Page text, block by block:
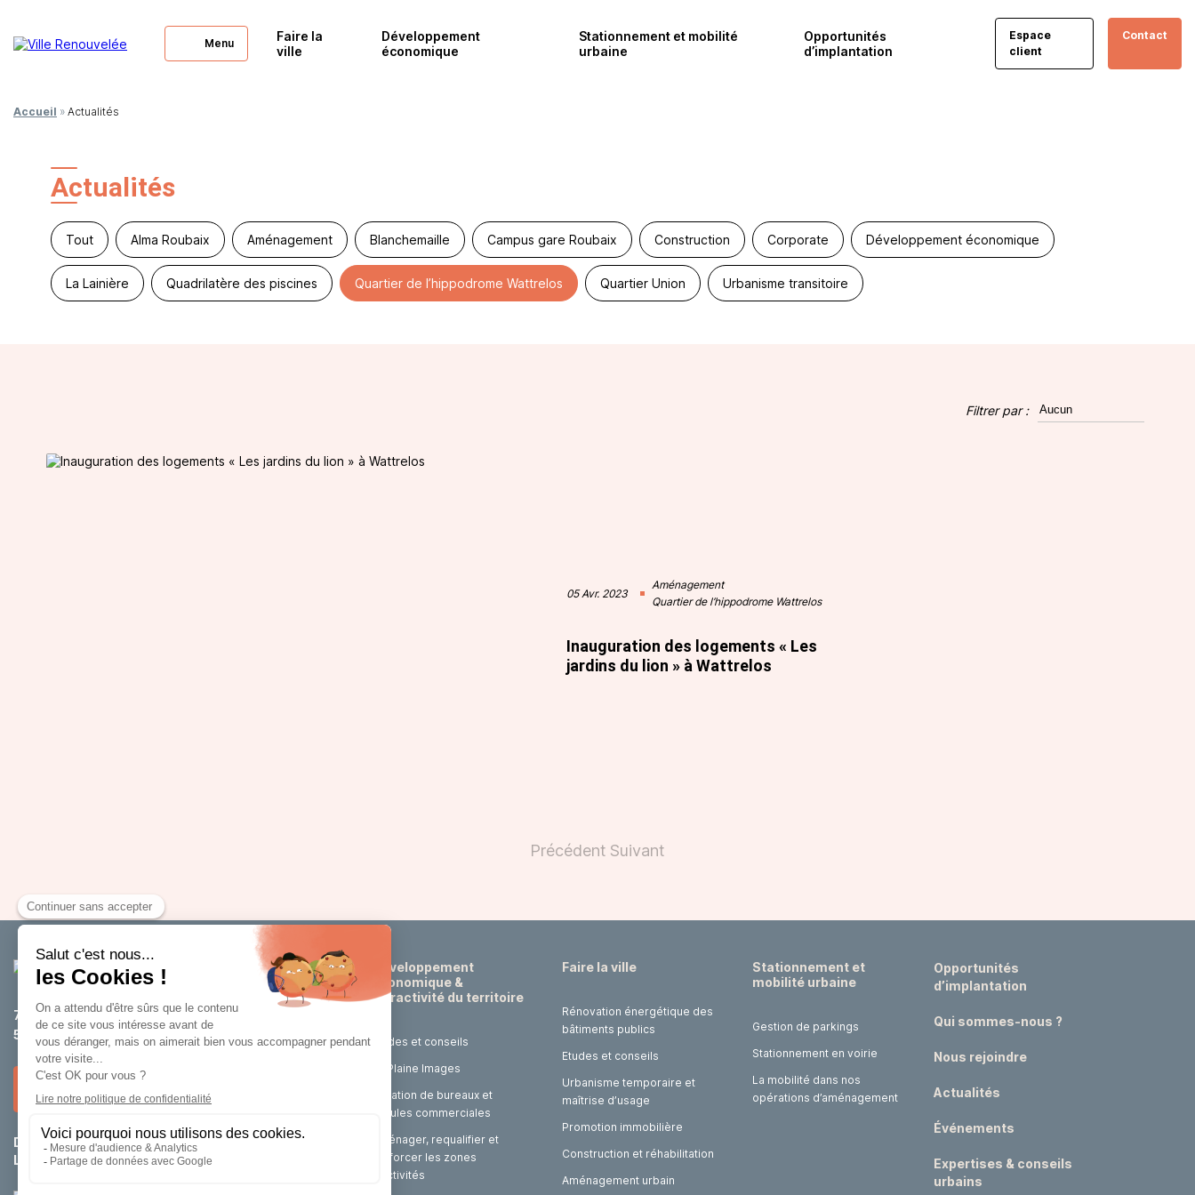
Menu
Faire la
ville
Développement
économique
Stationnement et mobilité
urbaine
Opportunités
d’implantation
Espace
client
Contact
Accueil » Actualités
Actualités
Tout Alma Roubaix Aménagement Blanchemaille Campus gare Roubaix Construction Corporate Développement économique
La Lainière Quadrilatère des piscines Quartier de l’hippodrome Wattrelos Quartier Union Urbanisme transitoire
Filtrer par :
05 Avr. 2023
Aménagement
Quartier de l’hippodrome Wattrelos
Inauguration des logements « Les
jardins du lion » à Wattrelos
Précédent Suivant
75 rue de Tournai
59200 Tourcoing
Du lundi au jeudi :8h30 – 12h / 14h – 18h
Le vendredi :8h30 – 12h / 14h – 17h
Développement
économique &
attractivité du territoire
Etudes et conseils
La Plaine Images
Location de bureaux et
cellules commerciales
Aménager, requalifier et
renforcer les zones
d’activités
Faire la ville
Rénovation énergétique des
bâtiments publics
Etudes et conseils
Urbanisme temporaire et
maîtrise d’usage
Promotion immobilière
Construction et réhabilitation
Aménagement urbain
Stationnement et
mobilité urbaine
Gestion de parkings
Stationnement en voirie
La mobilité dans nos
opérations d’aménagement
Opportunités
d’implantation
Qui sommes-nous ?
Nous rejoindre
Actualités
Événements
Expertises & conseils
urbains